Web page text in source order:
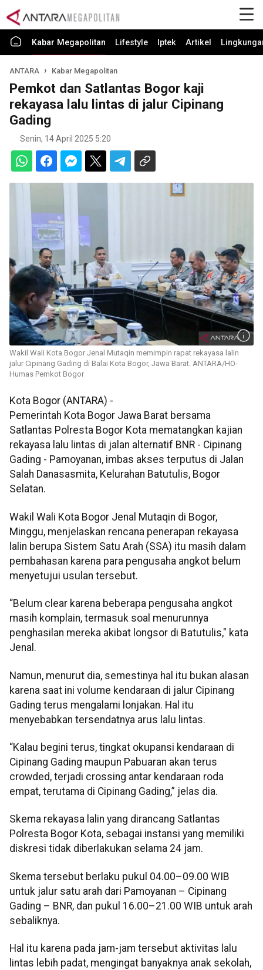
Kabar Megapolitan Lifestyle Iptek Artikel
ANTARA Kabar Megapolitan
Pemkot dan Satlantas Bogor kaji
rekayasa lalu lintas di jalur Cipinang
Gading
Senin, 14 April 2025 5:20
Wakil Wali Kota Bogor Jenal Mutaqin memimpin rapat rekayasa lalin
jalur Cipinang Gading di Balai Kota Bogor, Jawa Barat. ANTARA/HO-
Humas Pemkot Bogor
Kota Bogor (ANTARA) -
Pemerintah Kota Bogor Jawa Barat bersama
Satlantas Polresta Bogor Kota mematangkan kajian
rekayasa lalu lintas di jalan alternatif BNR - Cipinang
Gading - Pamoyanan, imbas akses terputus di Jalan
Salah Danasasmita, Kelurahan Batutulis, Bogor
Selatan.
Wakil Wali Kota Bogor Jenal Mutaqin di Bogor,
Minggu, menjelaskan rencana penerapan rekayasa
lalin berupa Sistem Satu Arah (SSA) itu masih dalam
pembahasan karena para pengusaha angkot belum
menyetujui usulan tersebut.
“Belum clear karena beberapa pengusaha angkot
masih komplain, termasuk soal menurunnya
penghasilan mereka akibat longsor di Batutulis," kata
Jenal.
Namun, menurut dia, semestinya hal itu bukan alasan
karena saat ini volume kendaraan di jalur Cipinang
Gading terus mengalami lonjakan. Hal itu
menyebabkan tersendatnya arus lalu lintas.
“Kalau begini terus, tingkat okupansi kendaraan di
Cipinang Gading maupun Pabuaran akan terus
crowded, terjadi crossing antar kendaraan roda
empat, terutama di Cipinang Gading,” jelas dia.
Skema rekayasa lalin yang dirancang Satlantas
Polresta Bogor Kota, sebagai instansi yang memiliki
diskresi tidak diberlakukan selama 24 jam.
Skema tersebut berlaku pukul 04.00–09.00 WIB
untuk jalur satu arah dari Pamoyanan – Cipinang
Gading – BNR, dan pukul 16.00–21.00 WIB untuk arah
sebaliknya.
Hal itu karena pada jam-jam tersebut aktivitas lalu
lintas lebih padat, mengingat banyaknya anak sekolah,